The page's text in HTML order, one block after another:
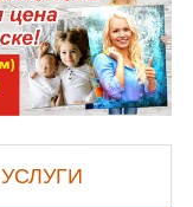
УСЛУГИ